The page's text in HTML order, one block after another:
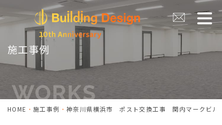
施工事例
HOME 施工事例 神奈川県横浜市 ポスト交換工事 関内マークビル